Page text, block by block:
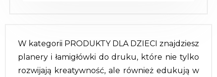
W kategorii PRODUKTY DLA DZIECI znajdziesz
planery i łamigłówki do druku, które nie tylko
rozwijają kreatywność, ale również edukują w